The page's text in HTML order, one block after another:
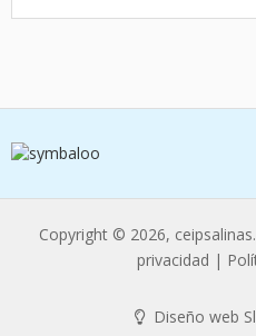
Copyright © 2026,
privacidad |
Diseño web